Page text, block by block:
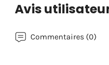
Avis
Commentaires (0)